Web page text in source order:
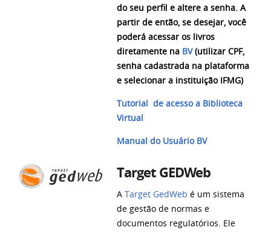
do seu perfil e altere a senha. A
partir de então, se desejar, você
poderá acessar os livros
diretamente na BV(utilizar CPF,
senha cadastrada na plataforma
e selecionar a instituição IFMG)
Tutorial de acesso a Biblioteca
Virtual
Manual do Usuário BV
Target GEDWeb
ATarget GedWeb é um sistema
de gestão de normas e
documentos regulatórios. Ele